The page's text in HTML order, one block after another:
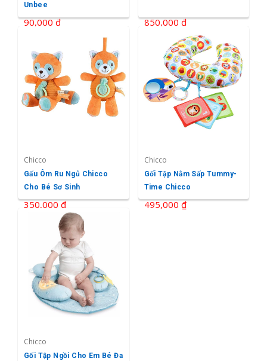
Unbee
90,000 ₫ 850,000 ₫
Chicco
Gấu Ôm Ru Ngủ Chicco
Cho Bé Sơ Sinh
350,000 ₫
Chicco
Gối Tập Nằm Sấp Tummy-
Time Chicco
495,000 ₫
Chicco
Gối Tập Ngồi Cho Em Bé Đa